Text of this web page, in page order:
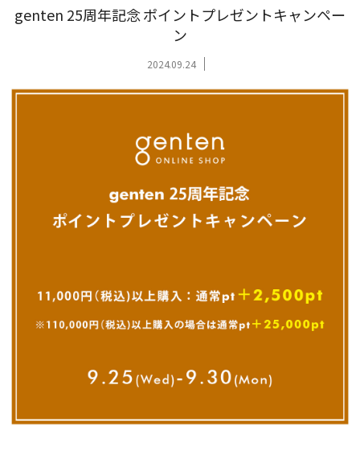
genten 25周年記念 ポイントプレゼントキャンペー
ン
2024.09.24